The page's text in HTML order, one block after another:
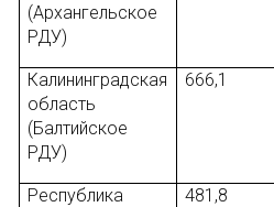
(Архангельское
РДУ)
Калининградская
область
(Балтийское
РДУ)
666,1
Республика
481,8